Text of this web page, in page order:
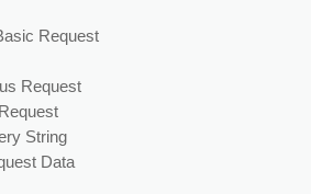
Request
Request
String
Data